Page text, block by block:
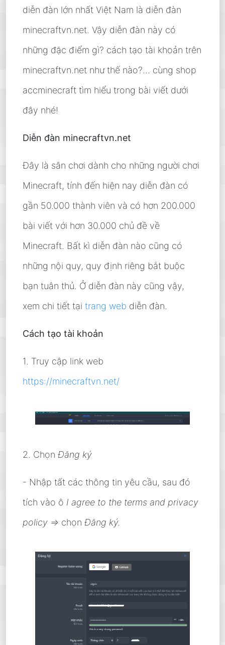
diễn đàn lớn nhất Việt Nam là diễn đàn
minecraftvn.net. Vậy diễn đàn này có
những đặc điểm gì? cách tạo tài khoản trên
minecraftvn.net như thế nào?... cùng shop
accminecraft tìm hiểu trong bài viết dưới
đây nhé!
Diễn đàn minecraftvn.net
Đây là sân chơi dành cho những người chơi
Minecraft, tính đến hiện nay diễn đàn có
gần 50.000 thành viên và có hơn 200.000
bài viết với hơn 30.000 chủ đề về
Minecraft. Bất kì diễn đàn nào cũng có
những nội quy, quy định riêng bắt buộc
bạn tuân thủ. Ở diễn đàn này cũng vậy,
xem chi tiết tại trang web diễn đàn.
Cách tạo tài khoản
1. Truy cập link web
https://minecraftvn.net/
2. ChọnĐăng ký
- Nhập tất các thông tin yêu cầu, sau đó
tích vào ô I agree to the terms and privacy
policy ⇒ chọnĐăng ký.